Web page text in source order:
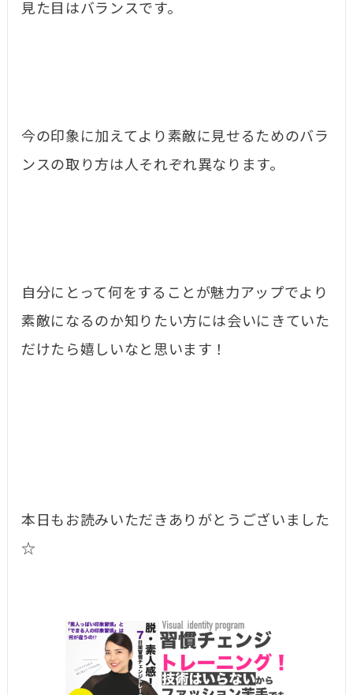
見た目はバランスです。
今の印象に加えてより素敵に見せるためのバラ
ンスの取り方は人それぞれ異なります。
自分にとって何をすることが魅力アップでより
素敵になるのか知りたい方には会いにきていた
だけたら嬉しいなと思います！
本日もお読みいただきありがとうございました
☆